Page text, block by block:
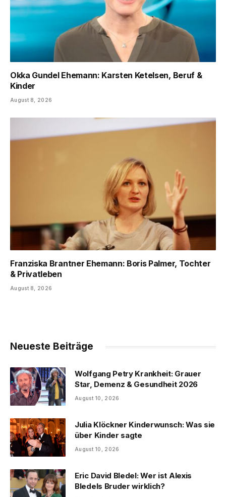
Okka Gundel Ehemann: Karsten Ketelsen, Beruf &
Kinder
August 8, 2026
Franziska Brantner Ehemann: Boris Palmer, Tochter
& Privatleben
August 8, 2026
Neueste Beiträge
Wolfgang Petry Krankheit: Grauer
Star, Demenz & Gesundheit 2026
August 10, 2026
Julia Klöckner Kinderwunsch: Was sie
über Kinder sagte
August 10, 2026
Eric David Bledel: Wer ist Alexis
Bledels Bruder wirklich?